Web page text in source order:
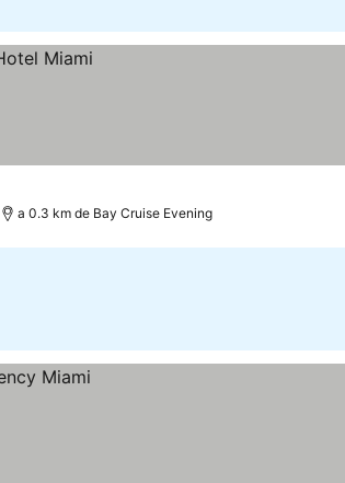
a 0.3 km de Bay Cruise Evening